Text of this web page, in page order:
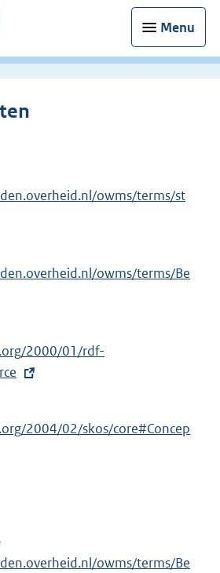
Menu
owms/terms/st
owms/terms/Be
2000/01/rdf-
2004/02/skos/core#Concep
owms/terms/Be